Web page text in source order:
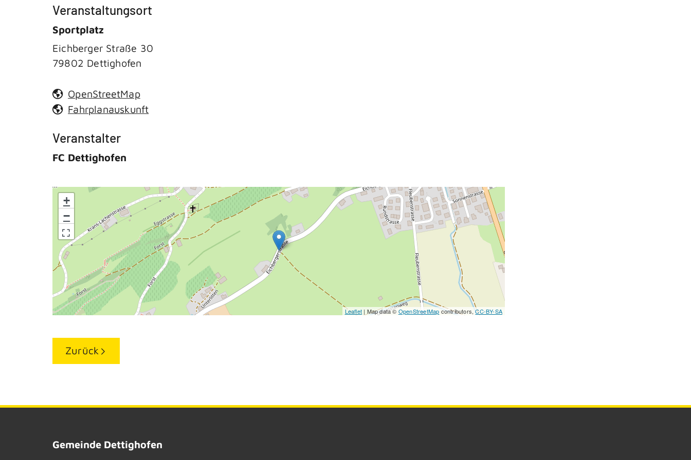
+
−
Leaflet| Map data ©OpenStreetMap contributors,CC-BY-SA
Veranstaltungsort
Sportplatz
Eichberger Straße 30
79802 Dettighofen
OpenStreetMap
Fahrplanauskunft
Veranstalter
FC Dettighofen
Zurück
Gemeinde Dettighofen